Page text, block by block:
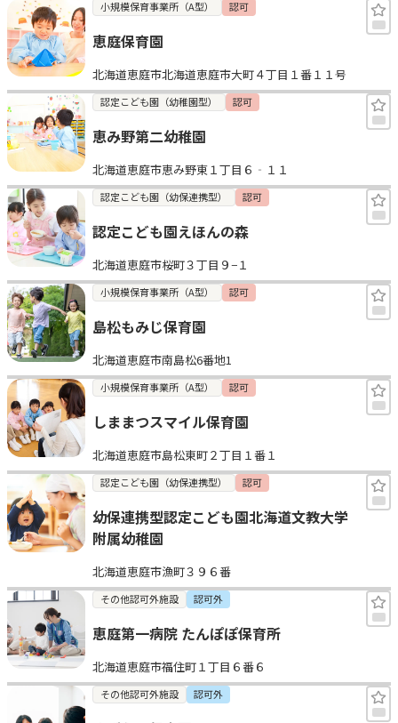
小規模保育事業所（A型） 認可
恵庭保育園
北海道恵庭市北海道恵庭市大町４丁目１番１１号
認定こども園（幼稚園型） 認可
恵み野第二幼稚園
北海道恵庭市恵み野東１丁目６‐１１
認定こども園（幼保連携型） 認可
認定こども園えほんの森
北海道恵庭市桜町３丁目９−１
小規模保育事業所（A型） 認可
島松もみじ保育園
北海道恵庭市南島松6番地1
小規模保育事業所（A型） 認可
しままつスマイル保育園
北海道恵庭市島松東町２丁目１番１
認定こども園（幼保連携型） 認可
幼保連携型認定こども園北海道文教大学
附属幼稚園
北海道恵庭市漁町３９６番
その他認可外施設 認可外
恵庭第一病院 たんぽぽ保育所
北海道恵庭市福住町１丁目６番６
その他認可外施設 認可外